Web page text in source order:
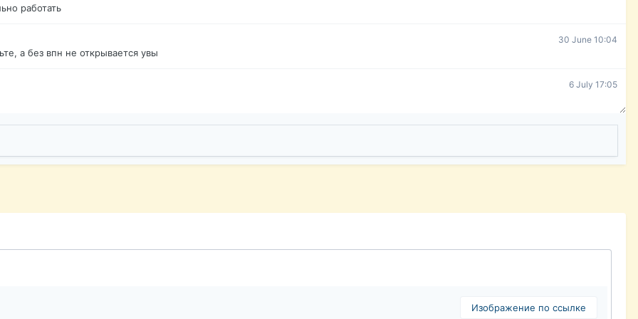
работать
30 June 10:04
а без впн не открывается увы
6 July 17:05
Изображение по ссылке